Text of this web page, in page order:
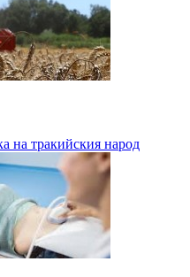
на тракийския народ